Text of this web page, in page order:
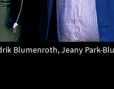
Blumenroth, Jeany Park-